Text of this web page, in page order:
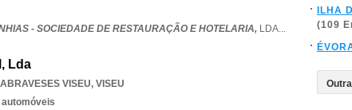
- SOCIEDADE DE RESTAURAÇÃO E HOTELARIA, LDA...
Lda
ABRAVESES VISEU, VISEU
ILHA
(109